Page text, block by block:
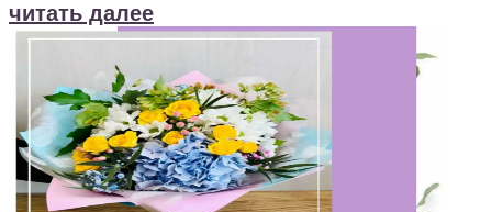
читать далее